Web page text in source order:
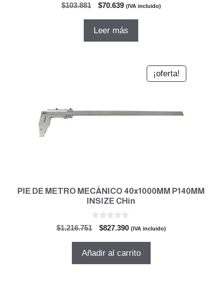
$103.881
El
original
$70.639El(IVA incluido)
Leer más
¡oferta!
PIE DE METRO MECÁNICO 40x1000MM P140MM
INSIZE CHin
d
$1.216.751
El
original
$827.390El
actual
(IVA incluido)
Añadir al carrito